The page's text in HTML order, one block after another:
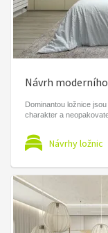
Návrh
Dominantou ložnice
charakter a
Návrhy ložnic